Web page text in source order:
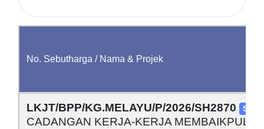
No. Sebutharga / Nama & Projek
LKJT/BPP/KG.MELAYU/P/2026/SH2870
CADANGAN KERJA-KERJA